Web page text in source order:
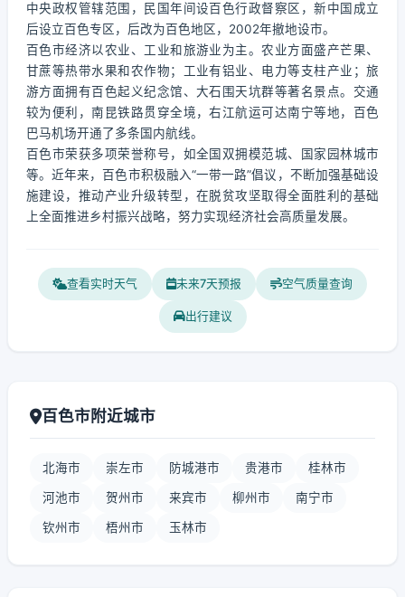
中央政权管辖范围，民国年间设百色行政督察区，新中国成立
后设立百色专区，后改为百色地区，2002年撤地设市。
百色市经济以农业、工业和旅游业为主。农业方面盛产芒果、
甘蔗等热带水果和农作物；工业有铝业、电力等支柱产业；旅
游方面拥有百色起义纪念馆、大石围天坑群等著名景点。交通
较为便利，南昆铁路贯穿全境，右江航运可达南宁等地，百色
巴马机场开通了多条国内航线。
百色市荣获多项荣誉称号，如全国双拥模范城、国家园林城市
等。近年来，百色市积极融入“一带一路”倡议，不断加强基础设
施建设，推动产业升级转型，在脱贫攻坚取得全面胜利的基础
上全面推进乡村振兴战略，努力实现经济社会高质量发展。
查看实时天气 未来7天预报 空气质量查询
出行建议
百色市附近城市
北海市 崇左市 防城港市 贵港市 桂林市
河池市 贺州市 来宾市 柳州市 南宁市
钦州市 梧州市 玉林市